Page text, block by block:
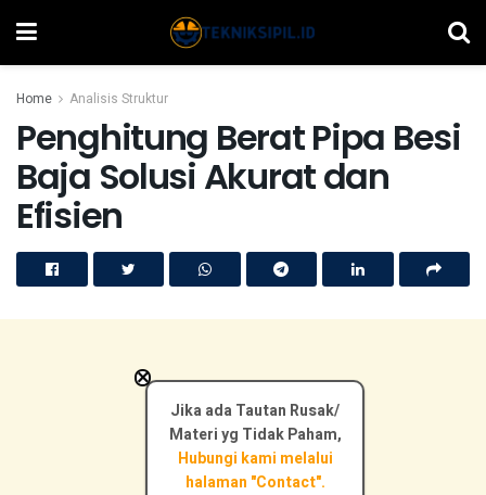
Home Analisis Struktur
Penghitung Berat Pipa Besi
Baja Solusi Akurat dan
Efisien
Jika ada Tautan Rusak/
Materi yg Tidak Paham,
Hubungi kami melalui
halaman "Contact".
×